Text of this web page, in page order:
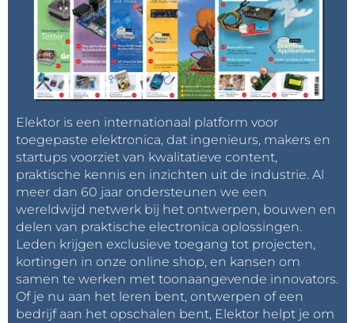
Elektor is een internationaal platform voor
toegepaste elektronica, dat ingenieurs, makers en
startups voorziet van kwalitatieve content,
praktische kennis en inzichten uit de industrie. Al
meer dan 60 jaar ondersteunen we een
wereldwijd netwerk bij het ontwerpen, bouwen en
delen van praktische electronica oplossingen.
Leden krijgen exclusieve toegang tot projecten,
kortingen in onze online shop, en kansen om
samen te werken met toonaangevende innovators.
Of je nu aan het leren bent, ontwerpen of een
bedrijf aan het opschalen bent, Elektor helpt je om